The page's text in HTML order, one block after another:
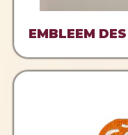
EMBLEEM